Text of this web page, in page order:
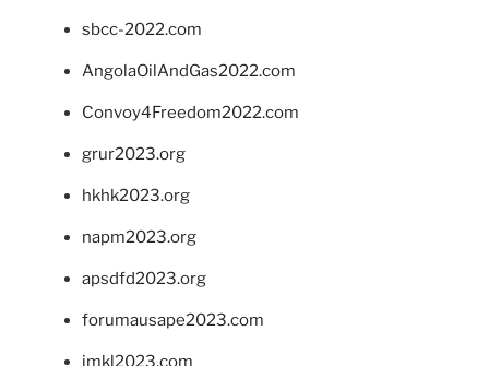
sbcc-2022.com
AngolaOilAndGas2022.com
Convoy4Freedom2022.com
grur2023.org
hkhk2023.org
napm2023.org
apsdfd2023.org
forumausape2023.com
imkl2023.com